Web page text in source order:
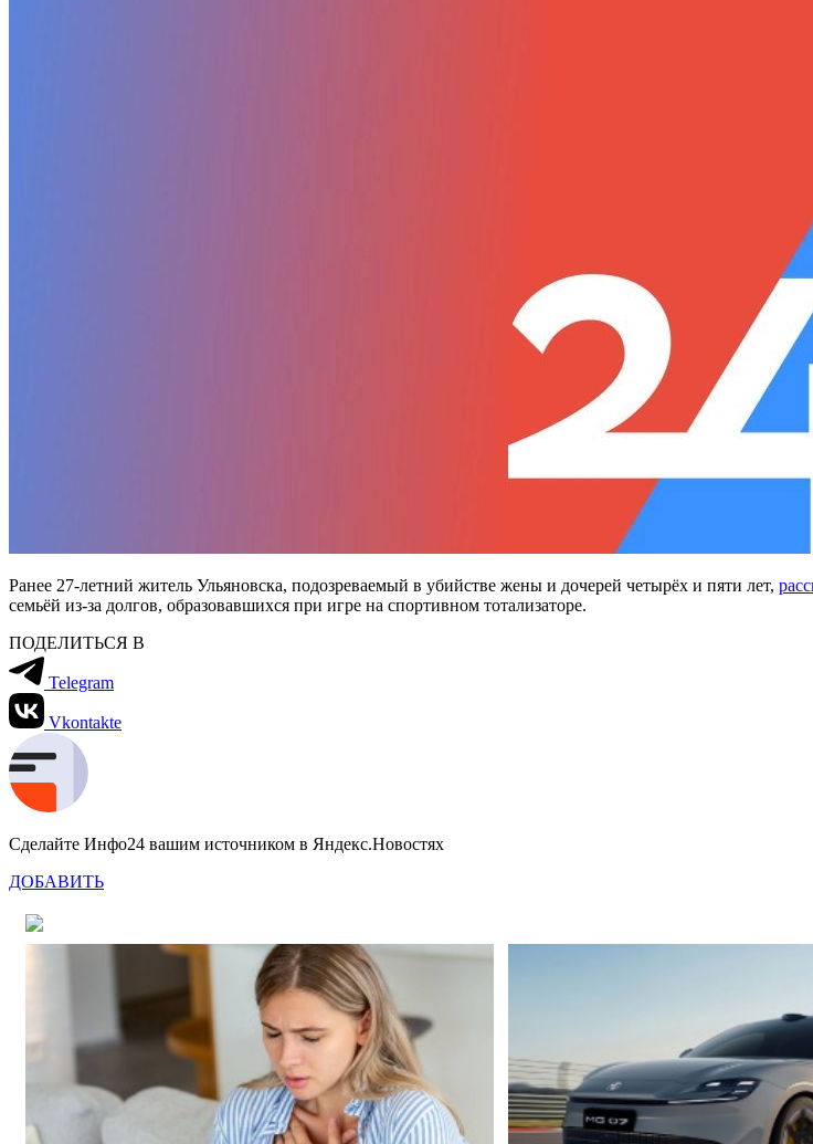
Ранее 27-летний житель Ульяновска, подозреваемый в убийстве жены и дочерей четырёх и пяти лет,
семьёй из-за долгов, образовавшихся при игре на спортивном тотализаторе.
ПОДЕЛИТЬСЯ В
Telegram
Vkontakte
Сделайте Инфо24 вашим источником в Яндекс.Новостях
ДОБАВИТЬ